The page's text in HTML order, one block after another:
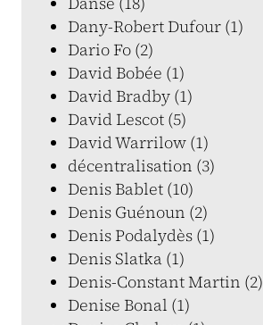
Dany-Robert Dufour (1)
Dario Fo (2)
David Bobée (1)
David Bradby (1)
David Lescot (5)
David Warrilow (1)
décentralisation (3)
Denis Bablet (10)
Denis Guénoun (2)
Denis Podalydès (1)
Denis Slatka (1)
Denis-Constant Martin (2)
Denise Bonal (1)